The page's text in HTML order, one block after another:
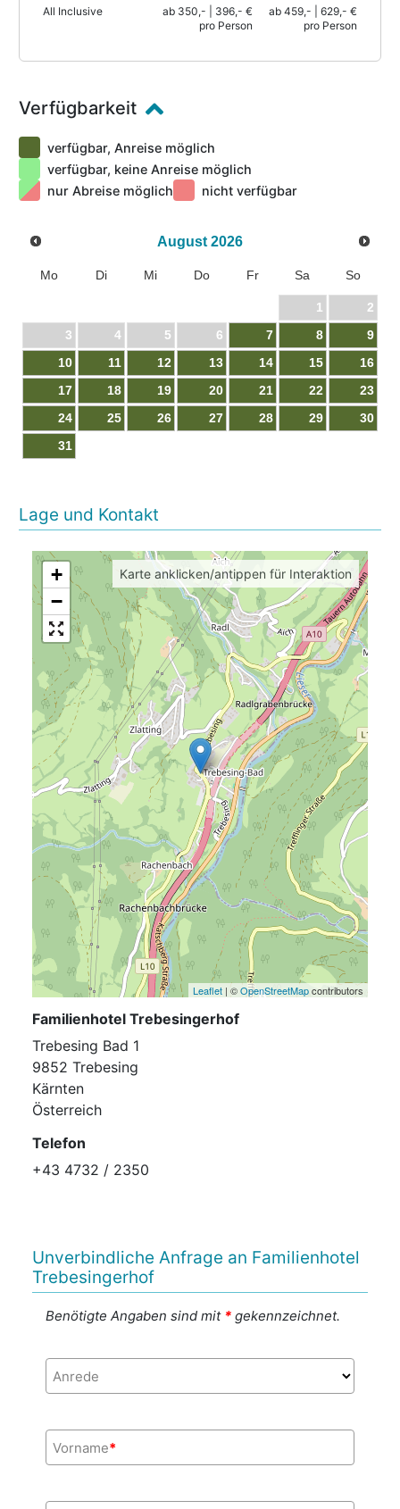
All Inclusive
ab 350,- | 396,- €
pro Person
ab 459,- | 629,- €
pro Person
Verfügbarkeit
verfügbar, Anreise möglich
verfügbar, keine Anreise möglich
nur Abreise möglich
nicht verfügbar
August 2026
Mo Di Mi Do Fr Sa So
1
2
3
4 5 6 7 8
9
10
11 12 13 14 15
16
17
18 19 20 21 22
23
24
25 26 27 28 29
30
31
Lage und Kontakt
+
−
Leaflet | ©OpenStreetMapcontributors
Karte anklicken/antippen für Interaktion
Familienhotel Trebesingerhof
Trebesing Bad 1
9852 Trebesing
Kärnten
Österreich
Telefon
+43 4732 / 2350
Unverbindliche Anfrage an Familienhotel
Trebesingerhof
Benötigte Angaben sind mit *gekennzeichnet.
Anrede
Vorname*